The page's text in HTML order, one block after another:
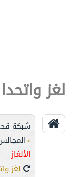
لغز
شبكة
>
الألغاز
لغز